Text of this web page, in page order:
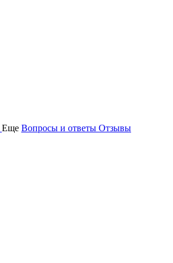
Еще Вопросы и ответы Отзывы